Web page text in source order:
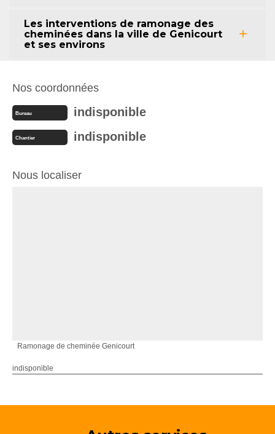
Les interventions de ramonage des
cheminées dans la ville de Genicourt
et ses environs
Nos coordonnées
Bureau indisponible
Chantier indisponible
Nous localiser
Ramonage de cheminée Genicourt
indisponible